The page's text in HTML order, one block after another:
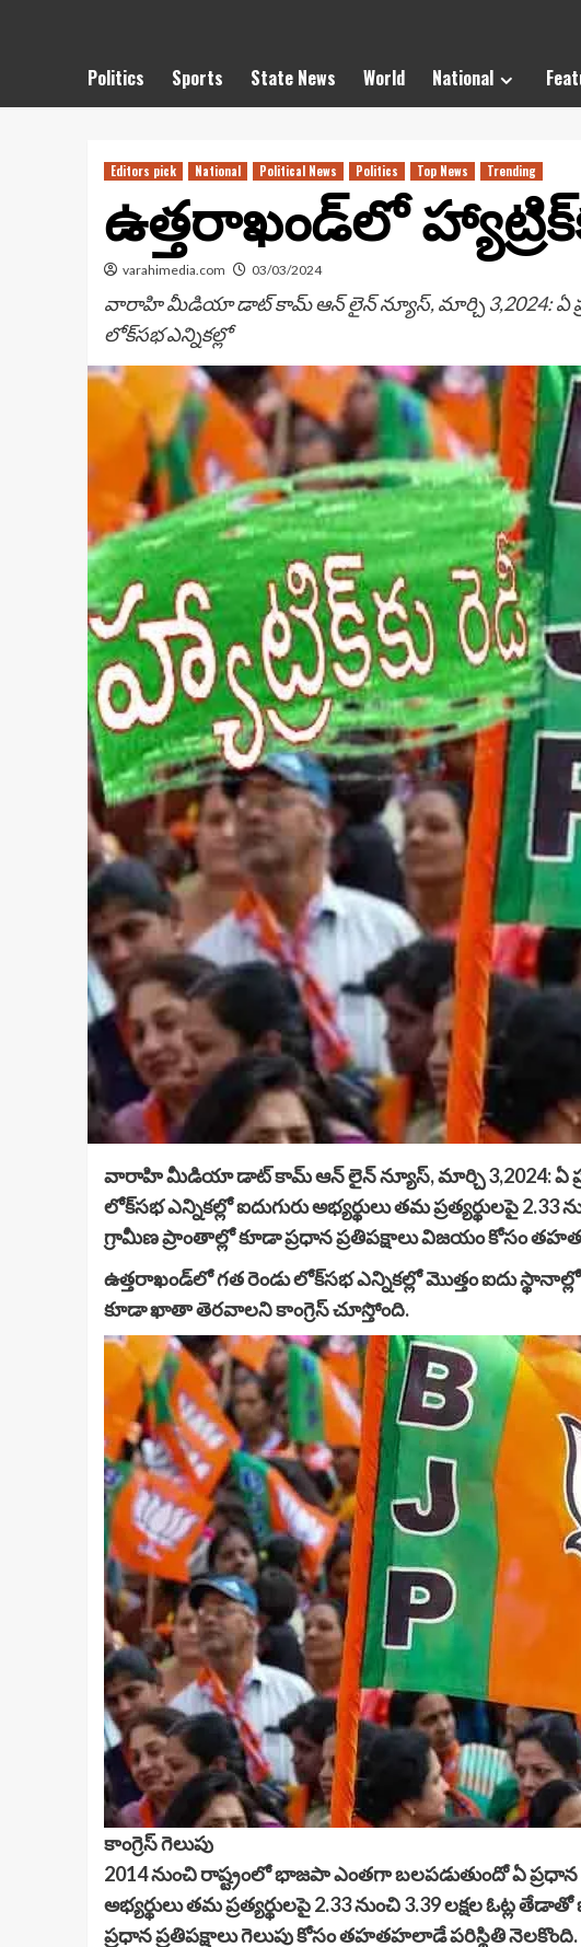
Politics Sports State News World National
Editors pick National Political News Politics Top News Trending
ఉత్తరాఖండ్‌లో
varahimedia.com 03/03/2024
వారాహి మీడియా డాట్ కామ్ ఆన్ లైన్ న్యూస్, మార్చి 3,2024: ఏ
లోక్‌సభ ఎన్నికల్లో
వారాహి మీడియా డాట్ కామ్ ఆన్ లైన్ న్యూస్, మార్చి 3,2024: ఏ
లోక్‌సభ ఎన్నికల్లో ఐదుగురు అభ్యర్థులు తమ ప్రత్యర్థులపై
గ్రామీణ ప్రాంతాల్లో కూడా ప్రధాన ప్రతిపక్షాలు విజయం కోసం
ఉత్తరాఖండ్‌లో గత రెండు లోక్‌సభ ఎన్నికల్లో మొత్తం ఐదు
కూడా ఖాతా తెరవాలని కాంగ్రెస్‌ చూస్తోంది.
కాంగ్రెస్ గెలుపు
2014 నుంచి రాష్ట్రంలో భాజపా ఎంతగా బలపడుతుందో ఏ
అభ్యర్థులు తమ ప్రత్యర్థులపై 2.33 నుంచి 3.39 లక్షల
ప్రధాన ప్రతిపక్షాలు గెలుపు కోసం తహతహలాడే పరిస్థితి నెలకొంది.